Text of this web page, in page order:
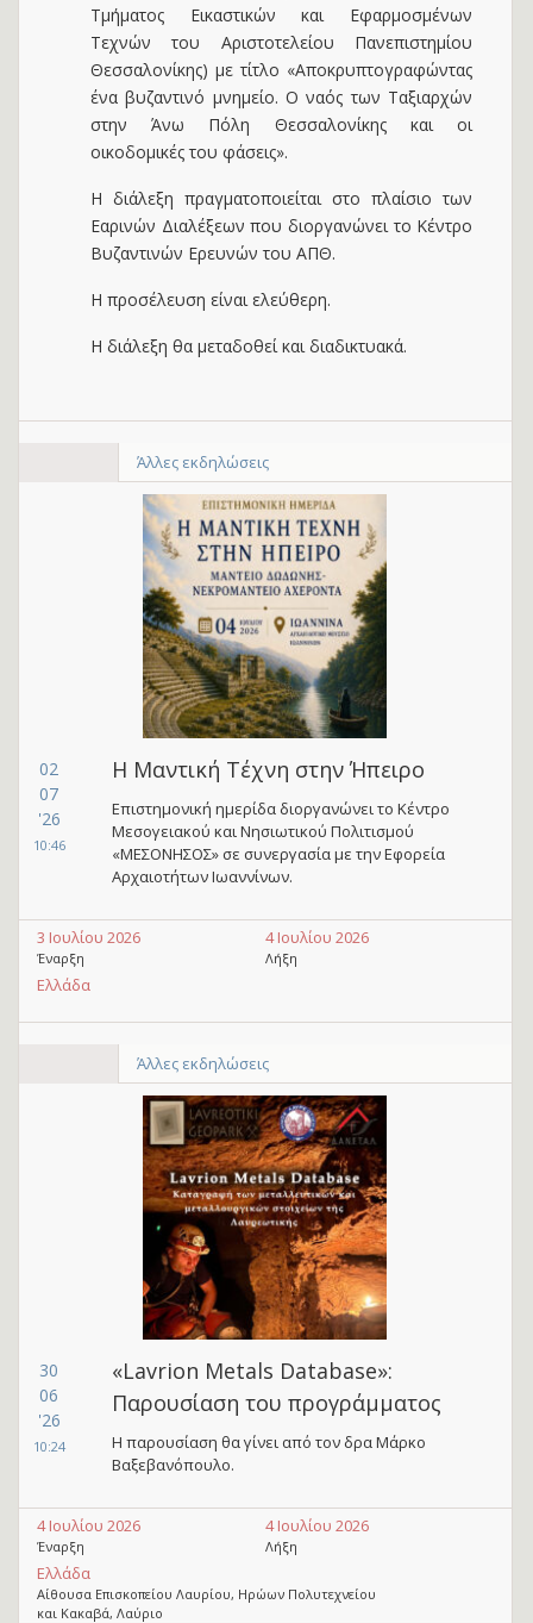
Τμήματος Εικαστικών και Εφαρμοσμένων
Τεχνών του Αριστοτελείου Πανεπιστημίου
Θεσσαλονίκης) με τίτλο «Αποκρυπτογραφώντας
ένα βυζαντινό μνημείο. Ο ναός των Ταξιαρχών
στην Άνω Πόλη Θεσσαλονίκης και οι
οικοδομικές του φάσεις».
Η διάλεξη πραγματοποιείται στο πλαίσιο των
Εαρινών Διαλέξεων που διοργανώνει το Κέντρο
Βυζαντινών Ερευνών του ΑΠΘ.
Η προσέλευση είναι ελεύθερη.
Η διάλεξη θα μεταδοθεί και διαδικτυακά.
Άλλες εκδηλώσεις
02
07
'26
10:46
Η Μαντική Τέχνη στην Ήπειρο
Επιστημονική ημερίδα διοργανώνει το Κέντρο
Μεσογειακού και Νησιωτικού Πολιτισμού
«ΜΕΣΟΝΗΣΟΣ» σε συνεργασία με την Εφορεία
Αρχαιοτήτων Ιωαννίνων.
3 Ιουλίου 2026
Έναρξη
4 Ιουλίου 2026
Λήξη
Ελλάδα
Άλλες εκδηλώσεις
30
06
'26
10:24
«Lavrion Metals Database»:
Παρουσίαση του προγράμματος
Η παρουσίαση θα γίνει από τον δρα Μάρκο
Βαξεβανόπουλο.
4 Ιουλίου 2026
Έναρξη
4 Ιουλίου 2026
Λήξη
Ελλάδα
Αίθουσα Επισκοπείου Λαυρίου, Ηρώων Πολυτεχνείου
και Κακαβά, Λαύριο